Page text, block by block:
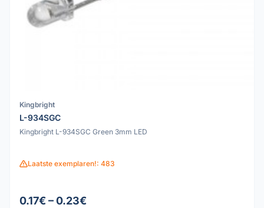
Kingbright
L-934SGC
Kingbright L-934SGC Green 3mm LED
Laatste exemplaren!: 483
0.17€ – 0.23€